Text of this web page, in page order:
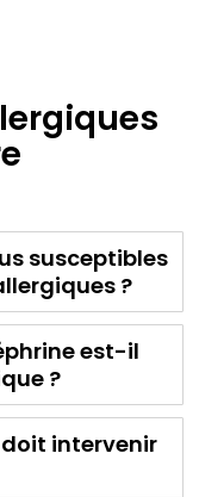
susceptibles
?
est-il
?
doit intervenir